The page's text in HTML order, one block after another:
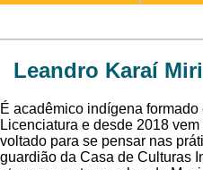
Leandro Karaí
É acadêmico indígena
Licenciatura e desde 2018
voltado para se pensar nas
guardião da Casa de Culturas